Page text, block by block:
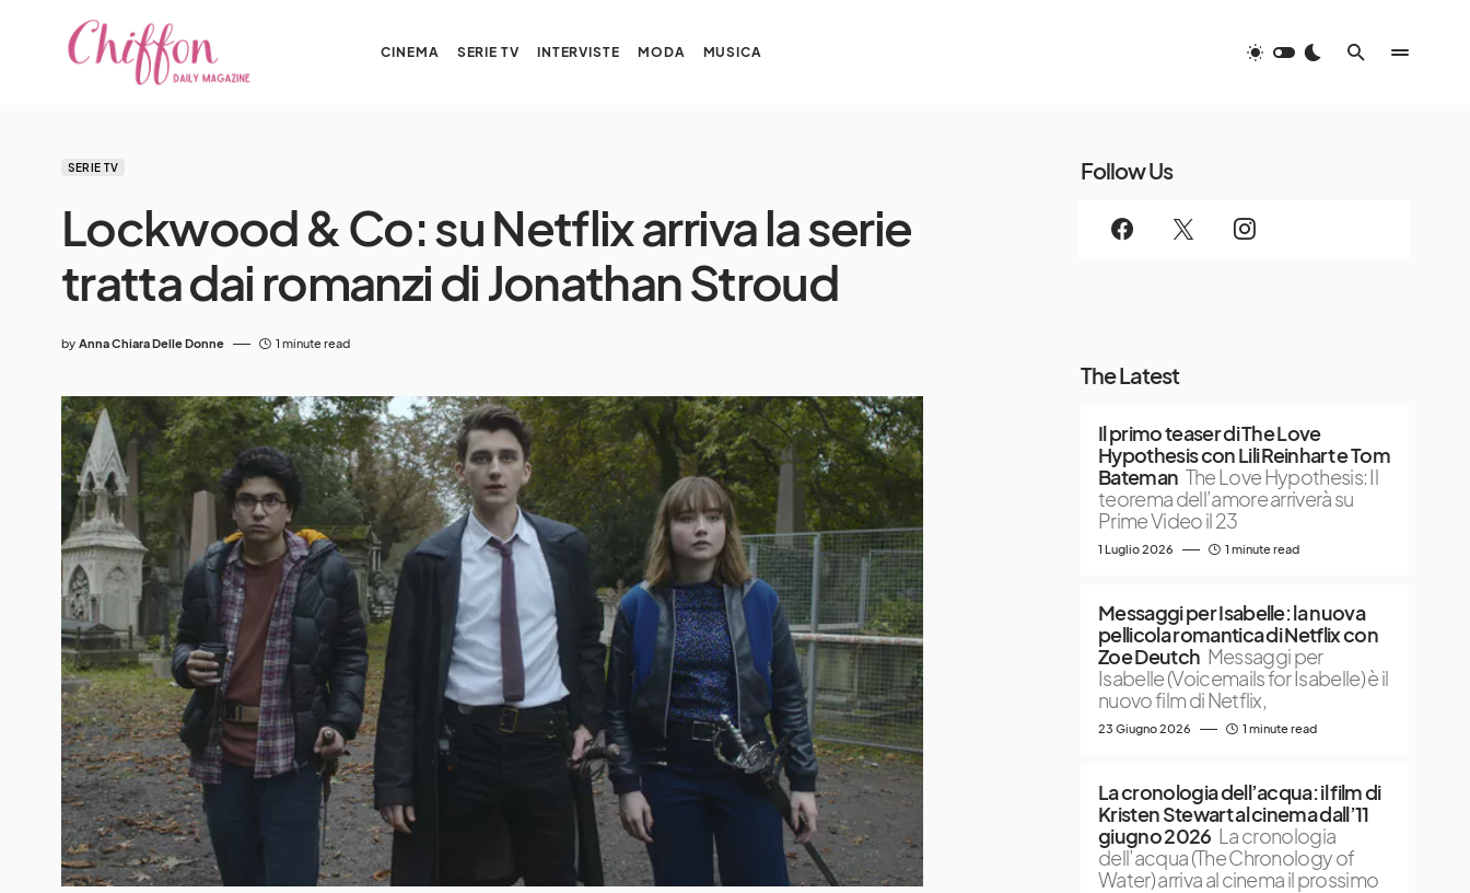
CINEMA SERIE TV INTERVISTE MODA MUSICA
SERIE TV
Lockwood & Co: su Netflix arriva la serie
tratta dai romanzi di Jonathan Stroud
by Anna Chiara Delle Donne 1 minute read
Follow Us
The Latest
Il primo teaser di The Love
Hypothesis con Lili Reinhart e Tom
Bateman The Love Hypothesis: Il
teorema dell’amore arriverà su
Prime Video il 23
1 Luglio 2026 1 minute read
Messaggi per Isabelle: la nuova
pellicola romantica di Netflix con
Zoe Deutch Messaggi per
Isabelle (Voicemails for Isabelle) è il
nuovo film di Netflix,
23 Giugno 2026 1 minute read
La cronologia dell’acqua: il film di
Kristen Stewart al cinema dall’11
giugno 2026 La cronologia
dell’acqua (The Chronology of
Water) arriva al cinema il prossimo